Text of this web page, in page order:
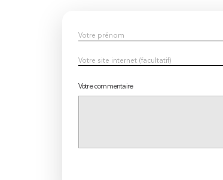
Votre commentaire